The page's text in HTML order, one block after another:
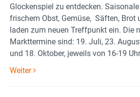
Glockenspiel zu entdecken.
frischem Obst, Gemüse, Säften, Brot
laden zum neuen Treffpunkt ein. Die
Markttermine sind: 19. Juli, 23.
und 18. Oktober, jeweils von 16-19
Weiter